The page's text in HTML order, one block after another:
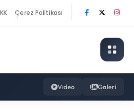
Çerez Politikası
Video Galeri